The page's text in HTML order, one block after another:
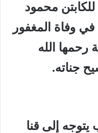
محمود
وفاة المغفور
رحمها الله
جناته.
إلى قنا